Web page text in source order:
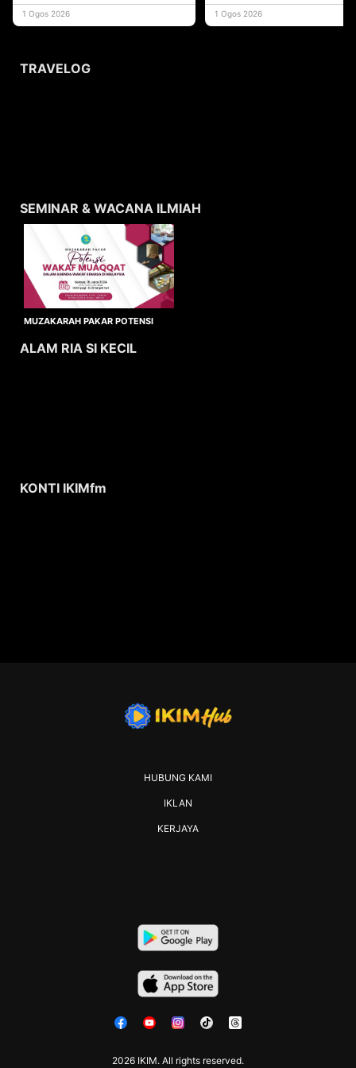
yang memberi ma
1 Ogos 2026
1 Ogos 2026
TRAVELOG
SEMINAR & WACANA ILMIAH
MUZAKARAH PAKAR POTENSI
ALAM RIA SI KECIL
KONTI IKIMfm
2026 IKIM. All rights reserved.
HUBUNG KAMI
IKLAN
KERJAYA